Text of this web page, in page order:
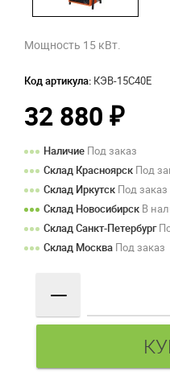
Мощность 15 кВт.
Код артикула: КЭВ-15С40Е
32 880 ₽
Наличие Под заказ
Склад Красноярск Под
Склад Иркутск Под заказ
Склад Новосибирск В
Склад Санкт-Петербург
Склад Москва Под заказ
—